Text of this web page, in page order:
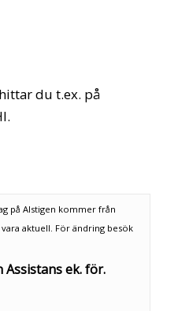
du t.ex. på
på Alstigen kommer från
aktuell. För ändring besök
ek. för.